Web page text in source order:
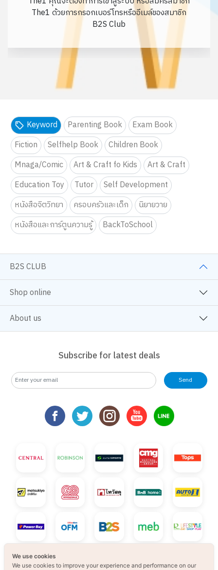
The1 ด้วยการกรอกเบอร์โทรหรืออีเมล์ของสมาชิก
B2S Club
Keyword Parenting Book
Exam Book
Fiction
Selfhelp Book
Children Book
Mnaga/Comic
Art & Craft fo Kids
Art & Craft
Education Toy
Tutor
Self Development
หนังสือจิตวิทยา
ครอบครัวและเด็ก
นิยายวาย
หนังสือและการ์ตูนความรู้
BackToSchool
B2S CLUB
Shop online
About us
Subscribe for latest deals
Send
We use cookies
We use cookies to improve your experience and performance on our